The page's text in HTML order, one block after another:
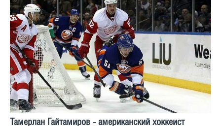
Тамерлан Гайтамиров - американский хоккеист